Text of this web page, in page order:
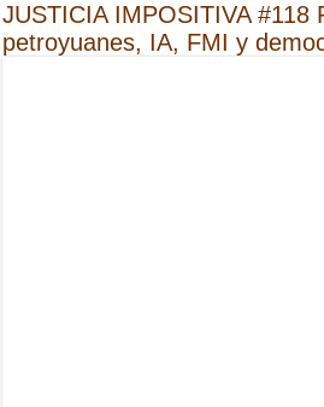
JUSTICIA IMPOSITIVA #118
petroyuanes, IA, FMI y